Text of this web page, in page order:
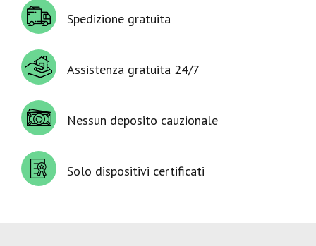
Spedizione gratuita
Assistenza gratuita 24/7
Nessun deposito cauzionale
Solo dispositivi certificati